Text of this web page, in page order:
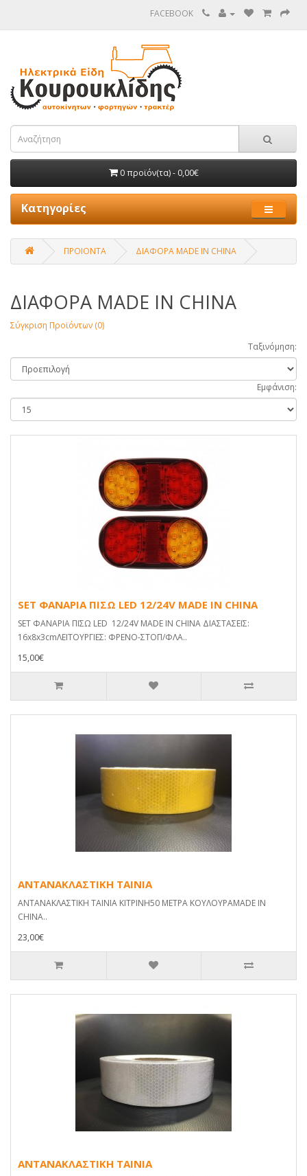
FACEBOOK
0 προϊόν(τα) - 0,00€
Κατηγορίες
ΠΡΟΙΟΝΤΑ ΔΙΑΦΟΡΑ MADE IN CHINA
ΔΙΑΦΟΡΑ MADE IN CHINA
Σύγκριση Προϊόντων (0)
Ταξινόμηση:
Εμφάνιση:
SET ΦΑΝΑΡΙΑ ΠΙΣΩ LED 12/24V MADE IN CHINA
SET ΦΑΝΑΡΙΑ ΠΙΣΩ LED 12/24V MADE IN CHINA ΔΙΑΣΤΑΣΕΙΣ:
16x8x3cmΛΕΙΤΟΥΡΓΙΕΣ: ΦΡΕΝΟ-ΣΤΟΠ/ΦΛΑ..
15,00€
ΑΝΤΑΝΑΚΛΑΣΤΙΚΗ ΤΑΙΝΙΑ
ΑΝΤΑΝΑΚΛΑΣΤΙΚΗ ΤΑΙΝΙΑ ΚΙΤΡΙΝΗ50 ΜΕΤΡΑ ΚΟΥΛΟΥΡΑMADE IN
CHINA..
23,00€
ΑΝΤΑΝΑΚΛΑΣΤΙΚΗ ΤΑΙΝΙΑ